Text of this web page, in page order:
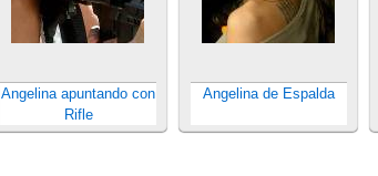
Angelina apuntando con
Rifle
Angelina de Espalda